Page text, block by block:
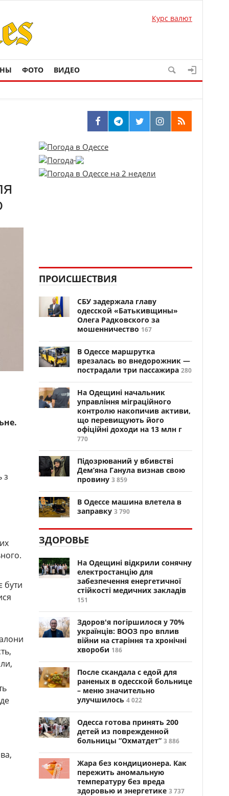
Курс валют
ФОТО ВИДЕО
з
бути
ПРОИСШЕСТВИЯ
СБУ задержала главу
одесской «Батькивщины»
Олега Радковского за
мошенничество 167
В Одессе маршрутка
врезалась во внедорожник —
пострадали три пассажира 280
На Одещині начальник
управління міграційного
контролю накопичив активи,
що перевищують його
офіційні доходи на 13 млн г
770
Підозрюваний у вбивстві
Дем’яна Ганула визнав свою
провину 3 859
В Одессе машина влетела в
заправку 3 790
ЗДОРОВЬЕ
На Одещині відкрили сонячну
електростанцію для
забезпечення енергетичної
стійкості медичних закладів
151
Здоров'я погіршилося у 70%
українців: ВООЗ про вплив
війни на старіння та хронічні
хвороби 186
После скандала с едой для
раненых в одесской больнице
– меню значительно
улучшилось 4 022
Одесса готова принять 200
детей из поврежденной
больницы “Охматдет” 3 886
Жара без кондиционера. Как
пережить аномальную
температуру без вреда
здоровью и энергетике 3 737